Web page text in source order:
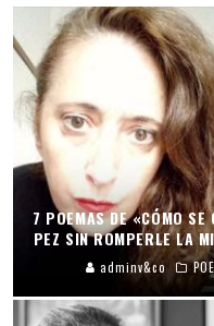
7 POEMAS DE «CÓMO SE
PEZ SIN ROMPERLE LA
adminv&co